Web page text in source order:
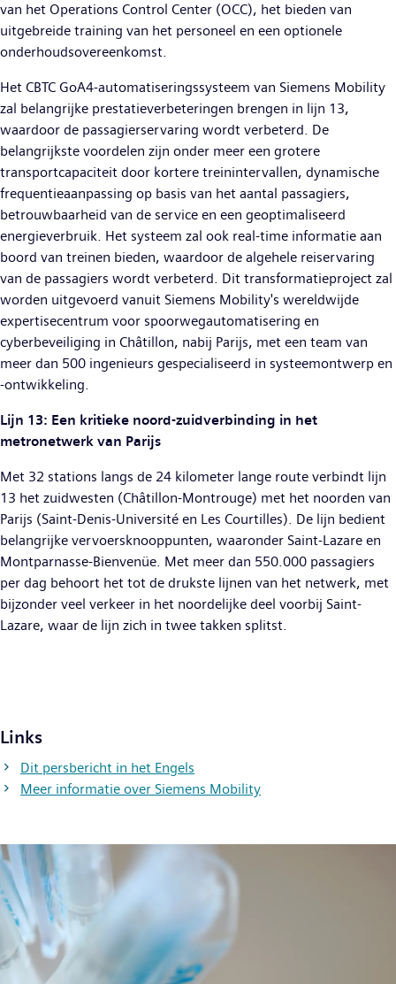
van het Operations Control Center (OCC), het bieden van
uitgebreide training van het personeel en een optionele
onderhoudsovereenkomst.
Het CBTC GoA4-automatiseringssysteem van Siemens Mobility
zal belangrijke prestatieverbeteringen brengen in lijn 13,
waardoor de passagierservaring wordt verbeterd. De
belangrijkste voordelen zijn onder meer een grotere
transportcapaciteit door kortere treinintervallen, dynamische
frequentieaanpassing op basis van het aantal passagiers,
betrouwbaarheid van de service en een geoptimaliseerd
energieverbruik. Het systeem zal ook real-time informatie aan
boord van treinen bieden, waardoor de algehele reiservaring
van de passagiers wordt verbeterd. Dit transformatieproject zal
worden uitgevoerd vanuit Siemens Mobility's wereldwijde
expertisecentrum voor spoorwegautomatisering en
cyberbeveiliging in Châtillon, nabij Parijs, met een team van
meer dan 500 ingenieurs gespecialiseerd in systeemontwerp en
-ontwikkeling.
Lijn 13: Een kritieke noord-zuidverbinding in het
metronetwerk van Parijs
Met 32 stations langs de 24 kilometer lange route verbindt lijn
13 het zuidwesten (Châtillon-Montrouge) met het noorden van
Parijs (Saint-Denis-Université en Les Courtilles). De lijn bedient
belangrijke vervoersknooppunten, waaronder Saint-Lazare en
Montparnasse-Bienvenüe. Met meer dan 550.000 passagiers
per dag behoort het tot de drukste lijnen van het netwerk, met
bijzonder veel verkeer in het noordelijke deel voorbij Saint-
Lazare, waar de lijn zich in twee takken splitst.
Links
Dit persbericht in het Engels
Meer informatie over Siemens Mobility